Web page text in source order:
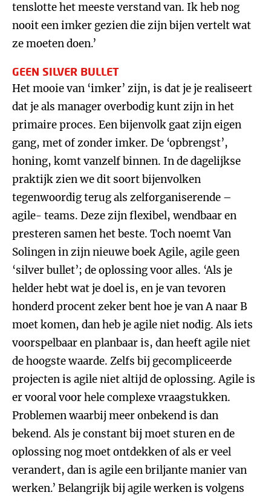
tenslotte het meeste verstand van. Ik heb nog
nooit een imker gezien die zijn bijen vertelt wat
ze moeten doen.’
GEEN SILVER BULLET
Het mooie van ‘imker’ zijn, is dat je je realiseert
dat je als manager overbodig kunt zijn in het
primaire proces. Een bijenvolk gaat zijn eigen
gang, met of zonder imker. De ‘opbrengst’,
honing, komt vanzelf binnen. In de dagelijkse
praktijk zien we dit soort bijenvolken
tegenwoordig terug als zelforganiserende –
agile- teams. Deze zijn flexibel, wendbaar en
presteren samen het beste. Toch noemt Van
Solingen in zijn nieuwe boek Agile, agile geen
‘silver bullet’; de oplossing voor alles. ‘Als je
helder hebt wat je doel is, en je van tevoren
honderd procent zeker bent hoe je van A naar B
moet komen, dan heb je agile niet nodig. Als iets
voorspelbaar en planbaar is, dan heeft agile niet
de hoogste waarde. Zelfs bij gecompliceerde
projecten is agile niet altijd de oplossing. Agile is
er vooral voor hele complexe vraagstukken.
Problemen waarbij meer onbekend is dan
bekend. Als je constant bij moet sturen en de
oplossing nog moet ontdekken of als er veel
verandert, dan is agile een briljante manier van
werken.’ Belangrijk bij agile werken is volgens